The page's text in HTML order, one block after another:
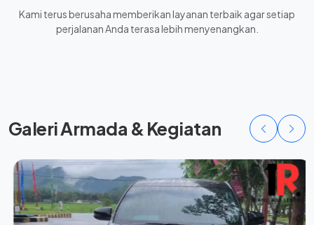
Kami terus berusaha memberikan layanan terbaik agar setiap
perjalanan Anda terasa lebih menyenangkan.
Galeri Armada & Kegiatan